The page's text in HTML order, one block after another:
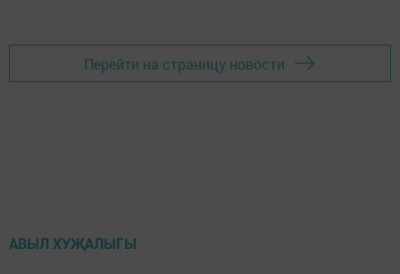
Перейти на страницу новости
АВЫЛ ХУҖАЛЫГЫ